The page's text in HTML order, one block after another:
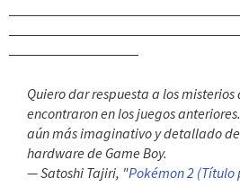
Quiero dar respuesta a los
encontraron en los juegos
aún más imaginativo y detallado
hardware de Game Boy.
— Satoshi Tajiri, "Pokémon 2 (Título